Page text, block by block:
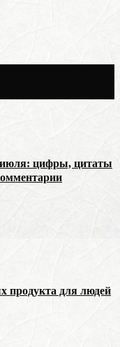
июля: цифры, цитаты
продукта для людей